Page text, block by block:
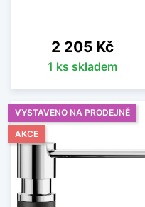
Cena
2 205 Kč
1 ks skladem
VYSTAVENO NA PRODEJNĚ
AKCE